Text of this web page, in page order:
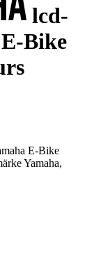
lcd-
Bike
E-Bike
Yamaha,